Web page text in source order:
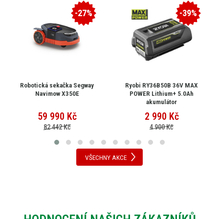
-27%
Robotická sekačka Segway
Navimow X350E
59 990 Kč
82 442 Kč
-39%
Ryobi RY36B50B 36V MAX
POWER Lithium+ 5.0Ah
akumulátor
2 990 Kč
4 900 Kč
VŠECHNY AKCE